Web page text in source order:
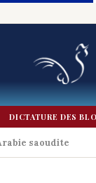
DICTATURE DES
saoudite